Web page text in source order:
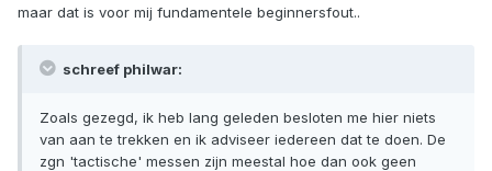
maar dat is voor mij fundamentele beginnersfout..
schreef philwar:
Zoals gezegd, ik heb lang geleden besloten me hier niets
van aan te trekken en ik adviseer iedereen dat te doen. De
zgn 'tactische' messen zijn meestal hoe dan ook geen